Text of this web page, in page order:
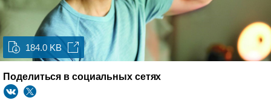
184.0 KB
Поделиться в социальных сетях